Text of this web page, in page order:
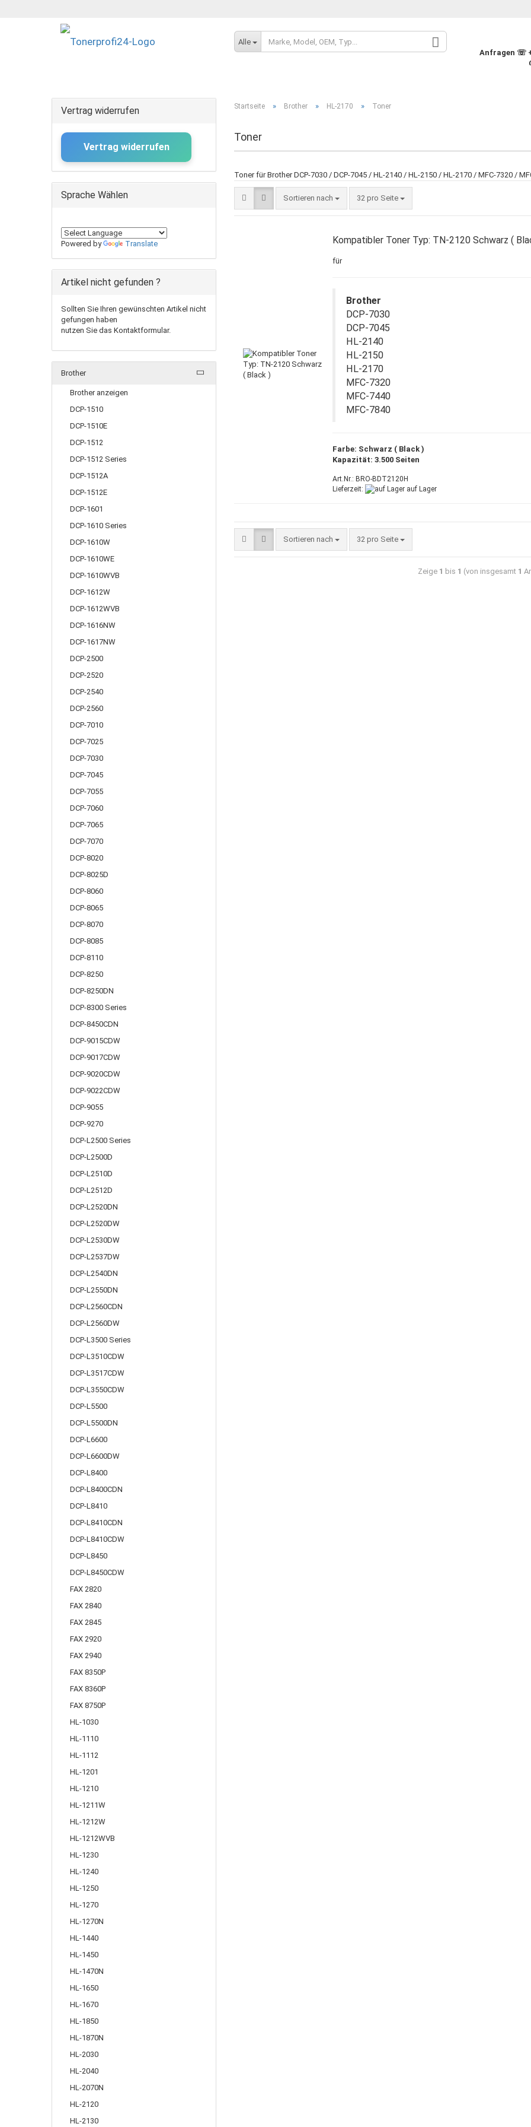
Alle
Anfragen ☏
Startseite » Brother » HL-2170 » Toner
Toner
Toner für Brother DCP-7030 / DCP-7045 / HL-2140 / HL-2150 / HL-2170 / MFC-7320 /
Sortieren nach 32 pro Seite
Kompatibler Toner Typ: TN-2120 Schwarz (
für
Brother
DCP-7030
DCP-7045
HL-2140
HL-2150
HL-2170
MFC-7320
MFC-7440
MFC-7840
Farbe: Schwarz ( Black )
Kapazität: 3.500 Seiten
Art.Nr.: BRO-BDT2120H
Lieferzeit:
auf Lager
Sortieren nach 32 pro Seite
Zeige 1 bis 1 (von insgesamt 1
Vertrag widerrufen
Vertrag widerrufen
Sprache Wählen
Powered by Translate
Artikel nicht gefunden ?
Sollten Sie Ihren gewünschten Artikel nicht
gefungen haben
nutzen Sie das Kontaktformular.
Brother
Brother anzeigen
DCP-1510
DCP-1510E
DCP-1512
DCP-1512 Series
DCP-1512A
DCP-1512E
DCP-1601
DCP-1610 Series
DCP-1610W
DCP-1610WE
DCP-1610WVB
DCP-1612W
DCP-1612WVB
DCP-1616NW
DCP-1617NW
DCP-2500
DCP-2520
DCP-2540
DCP-2560
DCP-7010
DCP-7025
DCP-7030
DCP-7045
DCP-7055
DCP-7060
DCP-7065
DCP-7070
DCP-8020
DCP-8025D
DCP-8060
DCP-8065
DCP-8070
DCP-8085
DCP-8110
DCP-8250
DCP-8250DN
DCP-8300 Series
DCP-8450CDN
DCP-9015CDW
DCP-9017CDW
DCP-9020CDW
DCP-9022CDW
DCP-9055
DCP-9270
DCP-L2500 Series
DCP-L2500D
DCP-L2510D
DCP-L2512D
DCP-L2520DN
DCP-L2520DW
DCP-L2530DW
DCP-L2537DW
DCP-L2540DN
DCP-L2550DN
DCP-L2560CDN
DCP-L2560DW
DCP-L3500 Series
DCP-L3510CDW
DCP-L3517CDW
DCP-L3550CDW
DCP-L5500
DCP-L5500DN
DCP-L6600
DCP-L6600DW
DCP-L8400
DCP-L8400CDN
DCP-L8410
DCP-L8410CDN
DCP-L8410CDW
DCP-L8450
DCP-L8450CDW
FAX 2820
FAX 2840
FAX 2845
FAX 2920
FAX 2940
FAX 8350P
FAX 8360P
FAX 8750P
HL-1030
HL-1110
HL-1112
HL-1201
HL-1210
HL-1211W
HL-1212W
HL-1212WVB
HL-1230
HL-1240
HL-1250
HL-1270
HL-1270N
HL-1440
HL-1450
HL-1470N
HL-1650
HL-1670
HL-1850
HL-1870N
HL-2030
HL-2040
HL-2070N
HL-2120
HL-2130